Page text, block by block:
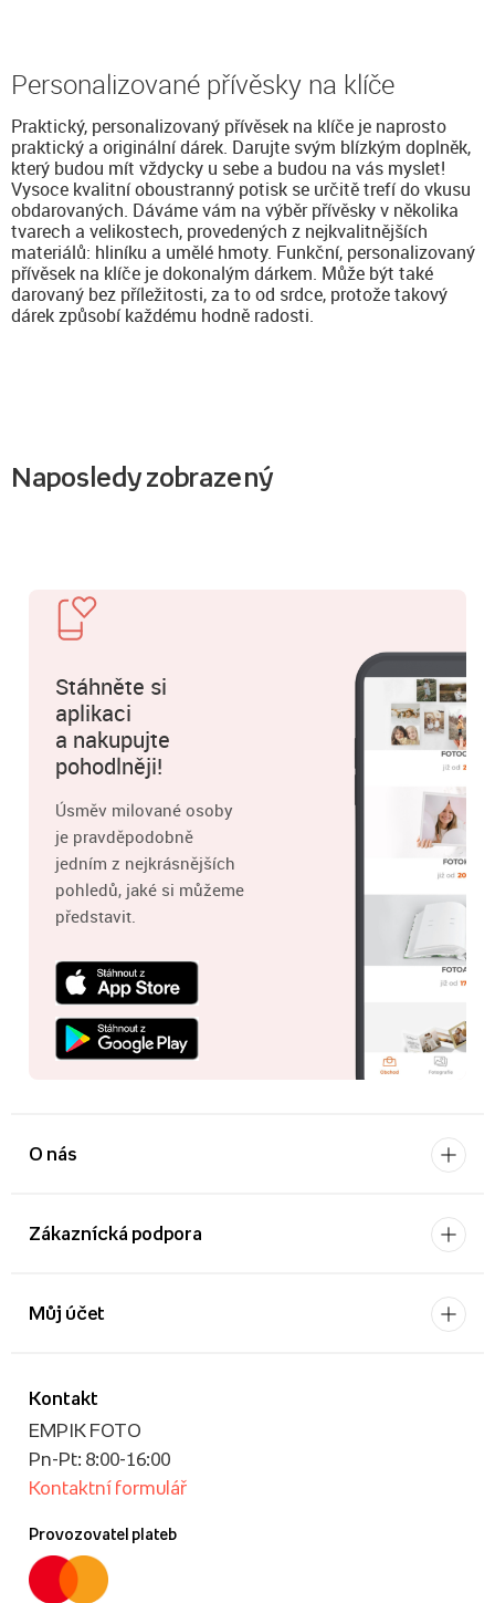
Personalizované přívěsky na klíče
Praktický, personalizovaný přívěsek na klíče je naprosto
praktický a originální dárek. Darujte svým blízkým doplněk,
který budou mít vždycky u sebe a budou na vás myslet!
Vysoce kvalitní oboustranný potisk se určitě trefí do vkusu
obdarovaných. Dáváme vám na výběr přívěsky v několika
tvarech a velikostech, provedených z nejkvalitnějších
materiálů: hliníku a umělé hmoty. Funkční, personalizovaný
přívěsek na klíče je dokonalým dárkem. Může být také
darovaný bez příležitosti, za to od srdce, protože takový
dárek způsobí každému hodně radosti.
Naposledy zobrazený
Stáhněte si
aplikaci
a nakupujte
pohodlněji!
Úsměv milované osoby
je pravděpodobně
jedním z nejkrásnějších
pohledů, jaké si můžeme
představit.
O nás
Zákaznícká podpora
Kontakt
EMPIK FOTO
Pn-Pt: 8:00-16:00
Kontaktní formulář
Provozovatel plateb
Můj účet